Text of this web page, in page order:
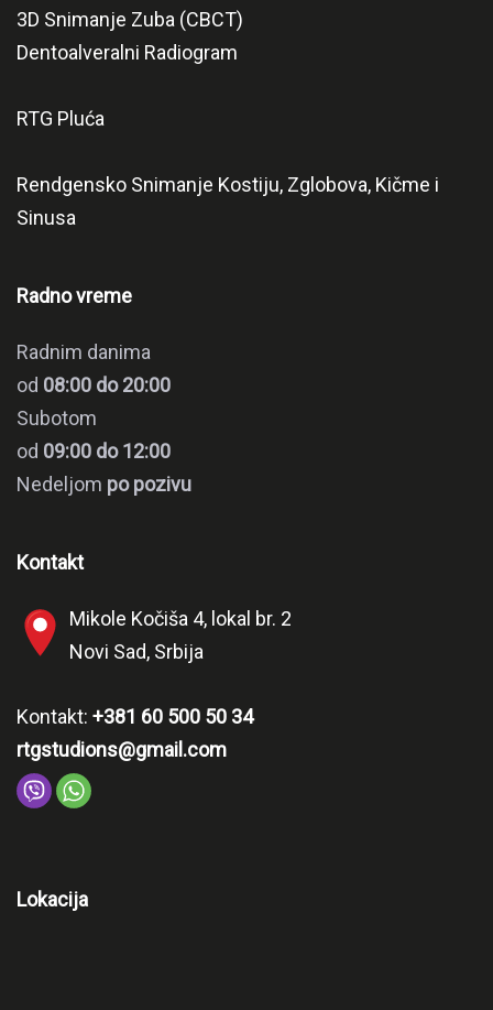
3D Snimanje Zuba (CBCT)
Dentoalveralni Radiogram
RTG Pluća
Rendgensko Snimanje Kostiju, Zglobova, Kičme i
Sinusa
Radno vreme
Radnim danima
od 08:00 do 20:00
Subotom
od 09:00 do 12:00
Nedeljom po pozivu
Kontakt
Mikole Kočiša 4, lokal br. 2
Novi Sad, Srbija
Kontakt: +381 60 500 50 34
rtgstudions@gmail.com
Lokacija